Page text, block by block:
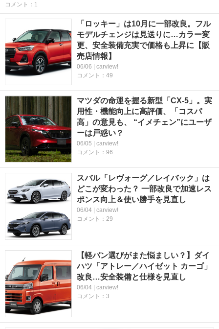
コメント：1
「ロッキー」は10月に一部改良。フル
モデルチェンジは見送りに…カラー変
更、安全装備充実で価格も上昇に【販
売店情報】
06/06 | carview!
コメント：49
マツダの命運を握る新型「CX-5」。実
用性・機能向上に高評価、「コスパ
高」の意見も、 “イメチェン”にユーザ
ーは戸惑い？
06/05 | carview!
コメント：96
スバル「レヴォーグ／レイバック」は
どこが変わった？ 一部改良で加速レス
ポンス向上＆使い勝手を見直し
06/04 | carview!
コメント：29
【軽バン選びがまた悩ましい？】ダイ
ハツ「アトレー／ハイゼット カーゴ」
改良…安全装備と仕様を見直し
06/04 | carview!
コメント：3